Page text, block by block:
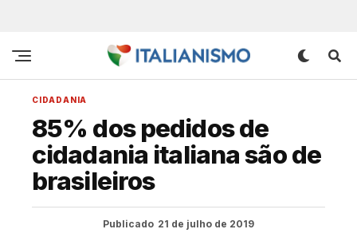
CIDADANIA
85% dos pedidos de
cidadania italiana são de
brasileiros
Publicado 21 de julho de 2019